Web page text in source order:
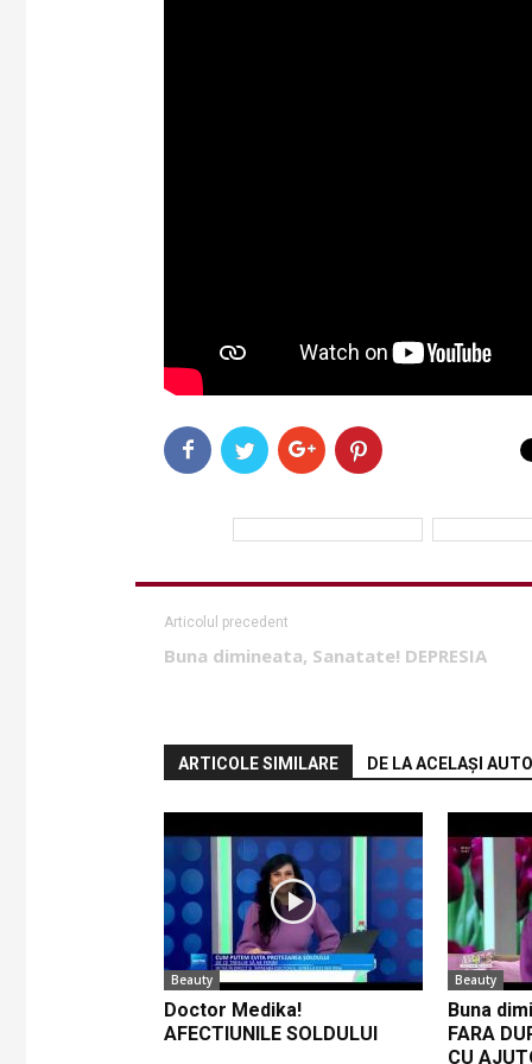
Articolul precedent
Buna dimineata, Sanatate! DEPRESIA
ARTICOLE SIMILARE DE LA ACELAȘI
Beauty
Doctor Medika!
AFECTIUNILE SOLDULUI
Beauty
Buna
FARA
CU